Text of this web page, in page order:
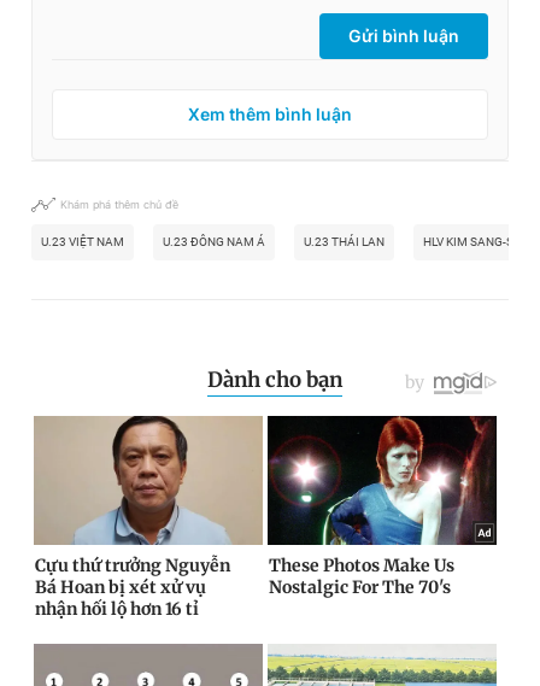
Gửi bình luận
Xem thêm bình luận
Khám phá thêm chủ đề
U.23 VIỆT NAM U.23 ĐÔNG NAM Á U.23 THÁI LAN HLV KIM SANG-SIK